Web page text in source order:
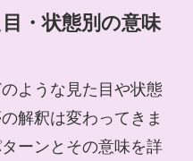
・状態別の意味
ような見た目や状態
解釈は変わってきま
ーンとその意味を詳